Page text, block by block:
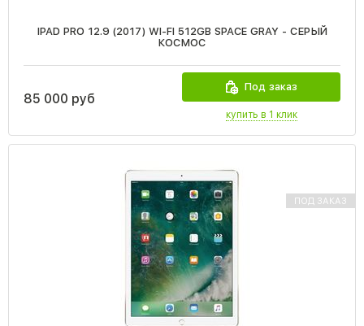
IPAD PRO 12.9 (2017) WI-FI 512GB SPACE GRAY - СЕРЫЙ
КОСМОС
85 000 руб
Под заказ
купить в 1 клик
ПОД ЗАКАЗ